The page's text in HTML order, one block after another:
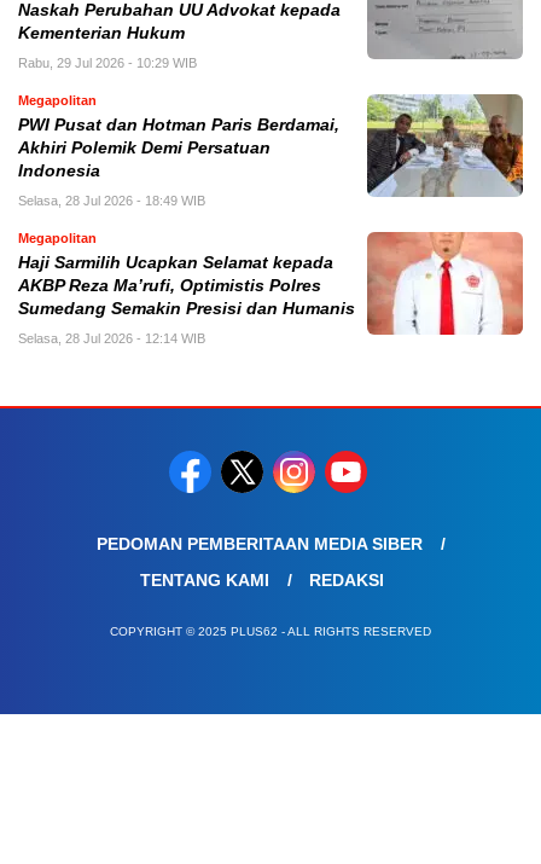
Naskah Perubahan UU Advokat kepada
Kementerian Hukum
Rabu, 29 Jul 2026 - 10:29 WIB
Megapolitan
PWI Pusat dan Hotman Paris Berdamai,
Akhiri Polemik Demi Persatuan
Indonesia
Selasa, 28 Jul 2026 - 18:49 WIB
Megapolitan
Haji Sarmilih Ucapkan Selamat kepada
AKBP Reza Ma’rufi, Optimistis Polres
Sumedang Semakin Presisi dan Humanis
Selasa, 28 Jul 2026 - 12:14 WIB
PEDOMAN PEMBERITAAN MEDIA SIBER
TENTANG KAMI
REDAKSI
COPYRIGHT © 2025 PLUS62 - ALL RIGHTS RESERVED